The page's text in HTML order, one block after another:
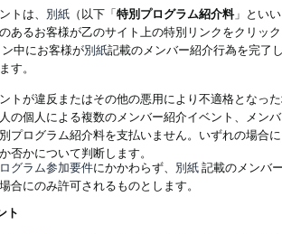
トは、 別紙 （以下「特別プログラム紹介料」とい
あるお客様が乙のサイト上の特別リンクをクリッ
中にお客様が別紙記載のメンバー紹介行為を完了
す。
トが違反またはその他の悪用により不適格となっ
の個人による複数のメンバー紹介イベント、メン
プログラム紹介料を支払いません。いずれの場合
否かについて判断します。
グラム参加要件にかかわらず、 別紙記載のメンバ
合にのみ許可されるものとします。
ト